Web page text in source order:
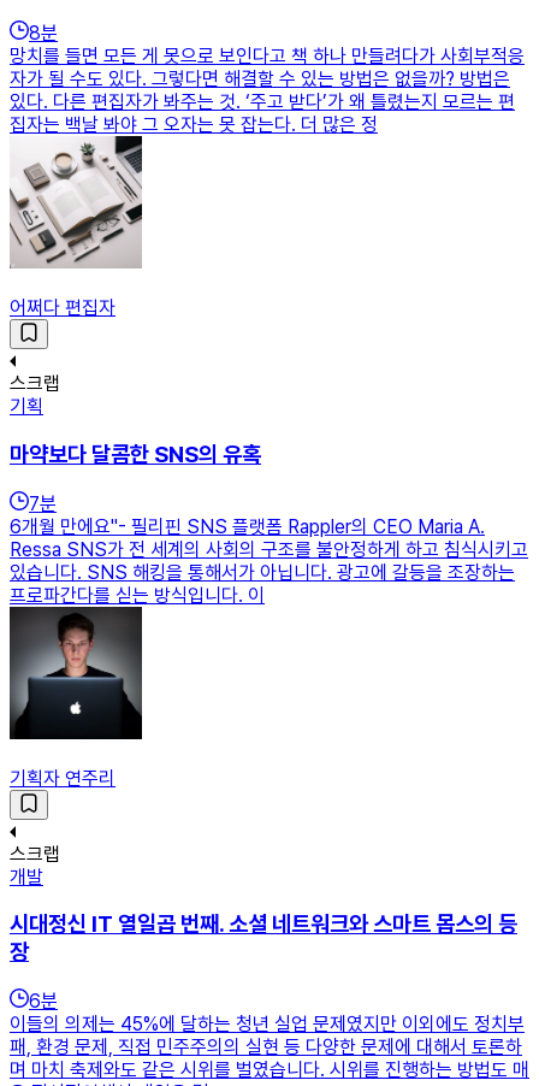
8분
망치를 들면 모든 게 못으로 보인다고 책 하나 만들려다가 사회부적응
자가 될 수도 있다. 그렇다면 해결할 수 있는 방법은 없을까? 방법은
있다. 다른 편집자가 봐주는 것. ‘주고 받다’가 왜 틀렸는지 모르는 편
집자는 백날 봐야 그 오자는 못 잡는다. 더 많은 정
어쩌다 편집자
스크랩
기획
마약보다 달콤한 SNS의 유혹
7분
6개월 만에요"- 필리핀 SNS 플랫폼 Rappler의 CEO Maria A.
Ressa SNS가 전 세계의 사회의 구조를 불안정하게 하고 침식시키고
있습니다. SNS 해킹을 통해서가 아닙니다. 광고에 갈등을 조장하는
프로파간다를 싣는 방식입니다. 이
기획자 연주리
스크랩
개발
시대정신 IT 열일곱 번째. 소셜 네트워크와 스마트 몹스의 등
장
6분
이들의 의제는 45%에 달하는 청년 실업 문제였지만 이외에도 정치부
패, 환경 문제, 직접 민주주의의 실현 등 다양한 문제에 대해서 토론하
며 마치 축제와도 같은 시위를 벌였습니다. 시위를 진행하는 방법도 매